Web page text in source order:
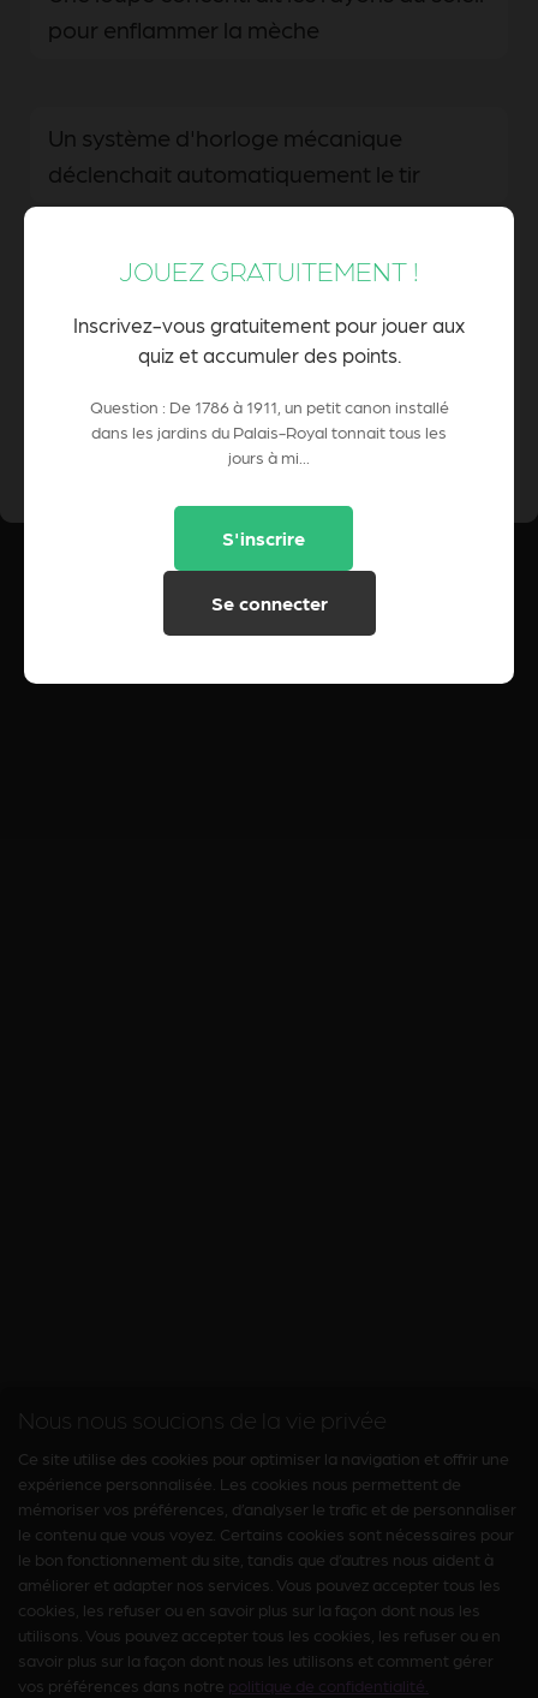
pour enflammer la mèche
Un système d'horloge mécanique
déclenchait automatiquement le tir
Un cadran solaire activait une cloche qui
sonnait le canon
POINTS CUMULÉS :0 Pts
JOUEZ GRATUITEMENT !
Inscrivez-vous gratuitement pour jouer aux
quiz et accumuler des points.
Question : De 1786 à 1911, un petit canon installé
dans les jardins du Palais-Royal tonnait tous les
jours à mi...
S'inscrire
Se connecter
Nous nous soucions de la vie privée
Ce site utilise des cookies pour optimiser la navigation et offrir une
expérience personnalisée. Les cookies nous permettent de
mémoriser vos préférences, d’analyser le trafic et de personnaliser
le contenu que vous voyez. Certains cookies sont nécessaires pour
le bon fonctionnement du site, tandis que d’autres nous aident à
améliorer et adapter nos services. Vous pouvez accepter tous les
cookies, les refuser ou en savoir plus sur la façon dont nous les
utilisons. Vous pouvez accepter tous les cookies, les refuser ou en
savoir plus sur la façon dont nous les utilisons et comment gérer
vos préférences dans notre politique de confidentialité.